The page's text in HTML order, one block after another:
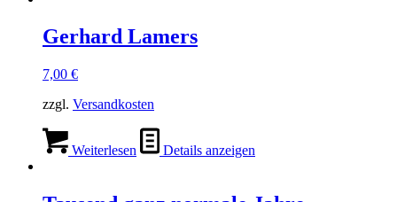
Gerhard Lamers
7,00 €
zzgl. Versandkosten
Weiterlesen Details anzeigen